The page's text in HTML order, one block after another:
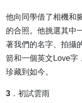
他向同學借了相機和
的合照。他挑選其中
著我們的名字、拍攝
箭和一個英文Love字
珍藏到如今。
3．初試雲雨